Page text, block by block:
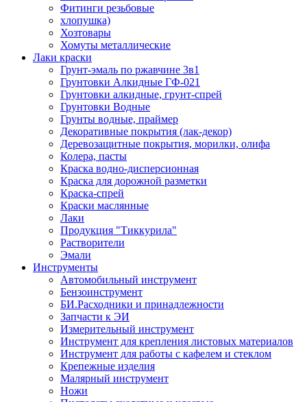
Фитинги резьбовые
хлопушка)
Хозтовары
Хомуты металлические
Лаки краски
Грунт-эмаль по ржавчине 3в1
Грунтовки Алкидные ГФ-021
Грунтовки алкидные, грунт-спрей
Грунтовки Водные
Грунты водные, праймер
Декоративные покрытия (лак-декор)
Деревозащитные покрытия, морилки, олифа
Колера, пасты
Краска водно-дисперсионная
Краска для дорожной разметки
Краска-спрей
Краски маслянные
Лаки
Продукция "Тиккурила"
Растворители
Эмали
Инструменты
Автомобильный инструмент
Бензоинструмент
БИ.Расходники и принадлежности
Запчасти к ЭИ
Измерительный инструмент
Инструмент для крепления листовых материалов
Инструмент для работы с кафелем и стеклом
Крепежные изделия
Малярный инструмент
Ножи